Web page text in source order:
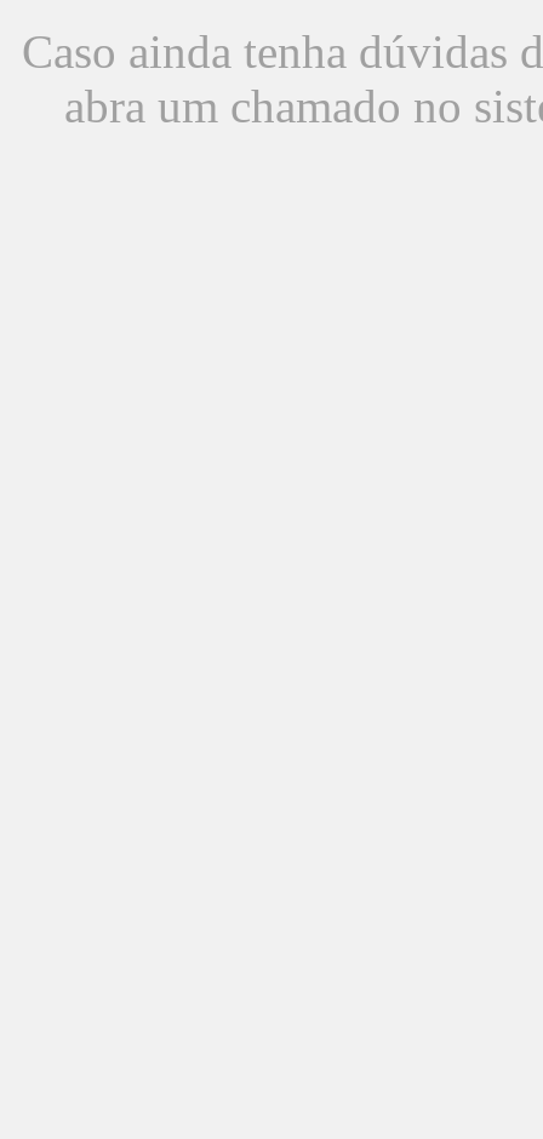
Caso ainda tenha dúvidas
abra um chamado no